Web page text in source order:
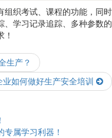
组织考试、课程的功能，同时
、学习记录追踪、多种参数的
生产？
如何做好生产安全培训
属学习利器！